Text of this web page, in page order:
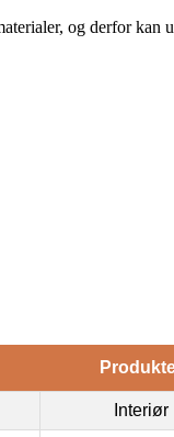
og derfor
Interiør